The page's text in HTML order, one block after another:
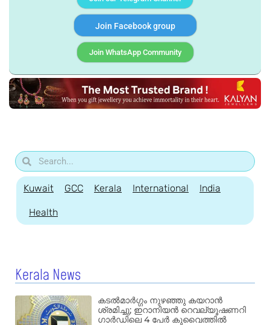
Join Facebook group
Join WhatsApp Community
Kuwait GCC Kerala International India
Health
Kerala News
കടൽമാർഗ്ഗം നുഴഞ്ഞു കയറാൻ
ശ്രമിച്ചു; ഇറാനിയൻ റെവല്യൂഷണറി
ഗാർഡിലെ 4 പേർ കുവൈത്തിൽ